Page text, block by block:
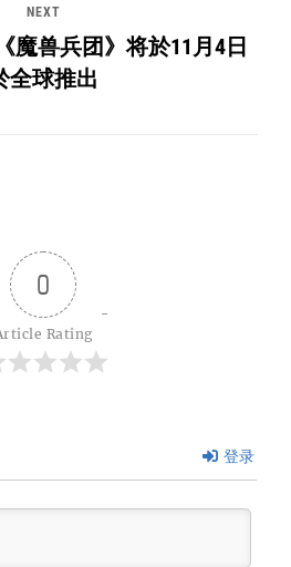
NEXT
魔兽兵团》将於11月4日
全球推出
0
Rating
登录